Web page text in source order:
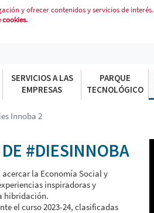
y ofrecer contenidos y servicios de interés.
SERVICIOS A LAS
EMPRESAS
PARQUE
TECNOLÓGICO
Innoba 2
#DIESINNOBA
acercar la Economía Social y
inspiradoras y
hibridación.
el curso 2023-24, clasificadas